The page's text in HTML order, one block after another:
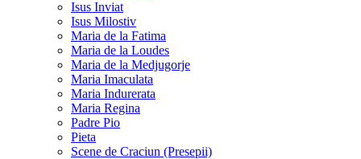
Isus Inviat
Isus Milostiv
Maria de la Fatima
Maria de la Loudes
Maria de la Medjugorje
Maria Imaculata
Maria Indurerata
Maria Regina
Padre Pio
Pieta
Scene de Craciun (Presepii)